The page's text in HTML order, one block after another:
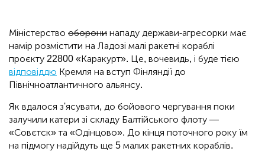
Міністерство оборони нападу держави-агресорки має
намір розмістити на Ладозі малі ракетні кораблі
проєкту 22800 «Каракурт». Це, вочевидь, і буде тією
відповіддю Кремля на вступ Фінляндії до
Північноатлантичного альянсу.
Як вдалося з'ясувати, до бойового чергування поки
залучили катери зі складу Балтійського флоту —
«Совєтск» та «Одінцово». До кінця поточного року їм
на підмогу надійдуть ще 5 малих ракетних кораблів.